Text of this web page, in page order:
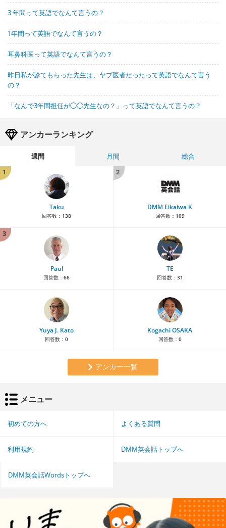
3 年間って英語でなんて言うの？
1年間って英語でなんて言うの？
耳鼻科医って英語でなんて言うの？
昨日私が診てもらった先生は、ヤブ医者だったって英語でなんて言う
の？
「なんで3年間担任が◯◯先生なの？」って英語でなんて言うの？
アンカーランキング
週間 月間
総合
1
Taku
回答数： 138
2
DMM Eikaiwa K
回答数： 109
3
Paul
回答数： 66
TE
回答数： 31
Yuya J. Kato
回答数： 0
Kogachi OSAKA
回答数： 0
アンカー一覧
メニュー
初めての方へ よくある質問
利用規約 DMM英会話トップへ
DMM英会話Wordsトップへ